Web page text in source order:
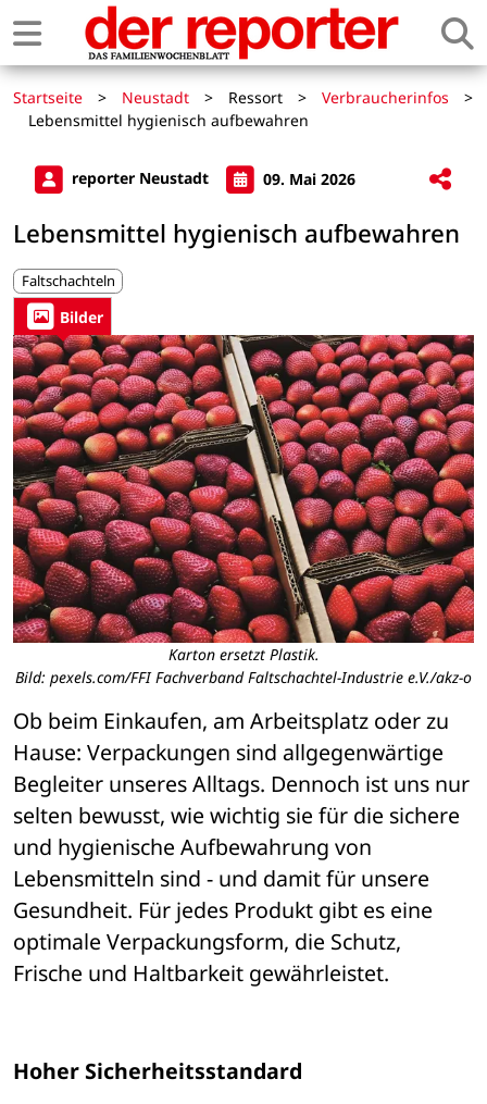
Startseite > Neustadt > Ressort > Verbraucherinfos
>
Lebensmittel hygienisch aufbewahren
reporter Neustadt 09. Mai 2026
Lebensmittel hygienisch aufbewahren
Faltschachteln
Bilder
Karton ersetzt Plastik.
Bild: pexels.com/FFI Fachverband Faltschachtel-Industrie e.V./akz-o
Ob beim Einkaufen, am Arbeitsplatz oder zu
Hause: Verpackungen sind allgegenwärtige
Begleiter unseres Alltags. Dennoch ist uns nur
selten bewusst, wie wichtig sie für die sichere
und hygienische Aufbewahrung von
Lebensmitteln sind - und damit für unsere
Gesundheit. Für jedes Produkt gibt es eine
optimale Verpackungsform, die Schutz,
Frische und Haltbarkeit gewährleistet.
Hoher Sicherheitsstandard